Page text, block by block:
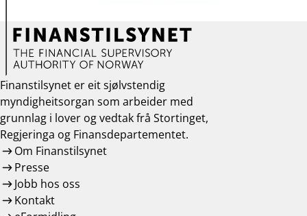
Finanstilsynet er eit sjølvstendig
myndigheitsorgan som arbeider med
grunnlag i lover og vedtak frå Stortinget,
Regjeringa og Finansdepartementet.
Om Finanstilsynet
Presse
Jobb hos oss
Kontakt